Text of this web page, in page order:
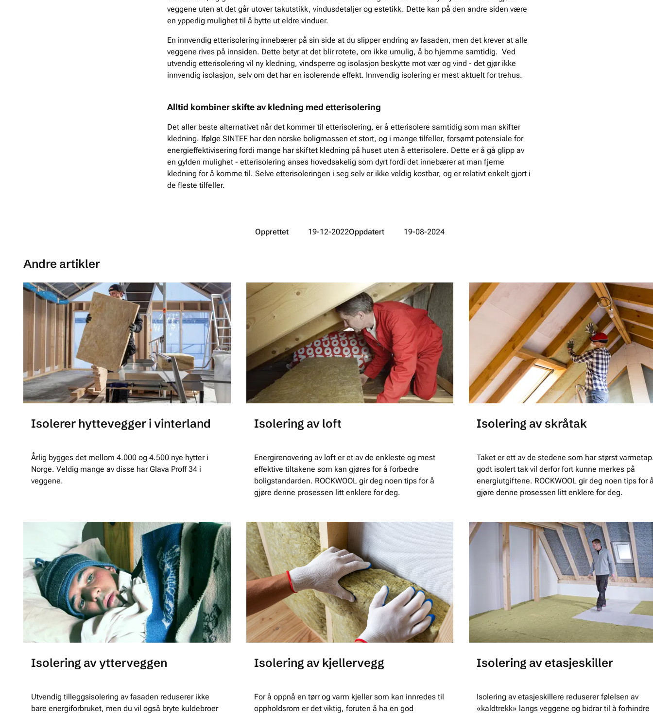
veggene uten at det går utover takutstikk, vindusdetaljer og estetikk. Dette kan på den andre siden være
en ypperlig mulighet til å bytte ut eldre vinduer.
En innvendig etterisolering innebærer på sin side at du slipper endring av fasaden, men det krever at alle
veggene rives på innsiden. Dette betyr at det blir rotete, om ikke umulig, å bo hjemme samtidig. Ved
utvendig etterisolering vil ny kledning, vindsperre og isolasjon beskytte mot vær og vind - det gjør ikke
innvendig isolasjon, selv om det har en isolerende effekt. Innvendig isolering er mest aktuelt for trehus.
Alltid kombiner skifte av kledning med etterisolering
Det aller beste alternativet når det kommer til etterisolering, er å etterisolere samtidig som man skifter
kledning. Ifølge SINTEF har den norske boligmassen et stort, og i mange tilfeller, forsømt potensiale for
energieffektivisering fordi mange har skiftet kledning på huset uten å etterisolere. Dette er å gå glipp av
en gylden mulighet - etterisolering anses hovedsakelig som dyrt fordi det innebærer at man fjerne
kledning for å komme til. Selve etterisoleringen i seg selv er ikke veldig kostbar, og er relativt enkelt gjort i
de fleste tilfeller.
Opprettet 19-12-2022Oppdatert 19-08-2024
Andre artikler
Isolerer hyttevegger i vinterland
Årlig bygges det mellom 4.000 og 4.500 nye hytter i
Norge. Veldig mange av disse har Glava Proff 34 i
veggene.
Isolering av loft
Energirenovering av loft er et av de enkleste og mest
effektive tiltakene som kan gjøres for å forbedre
boligstandarden. ROCKWOOL gir deg noen tips for å
gjøre denne prosessen litt enklere for deg.
Isolering av skråtak
Taket er ett av de stedene som har størst
godt isolert tak vil derfor fort kunne merkes på
energiutgiftene. ROCKWOOL gir deg noen tips for
gjøre denne prosessen litt enklere for deg.
Isolering av ytterveggen
Utvendig tilleggsisolering av fasaden reduserer ikke
bare energiforbruket, men du vil også bryte kuldebroer
Isolering av kjellervegg
For å oppnå en tørr og varm kjeller som kan innredes til
oppholdsrom er det viktig, foruten å ha en god
Isolering av etasjeskiller
Isolering av etasjeskillere reduserer følelsen av
«kaldtrekk» langs veggene og bidrar til å forhindre